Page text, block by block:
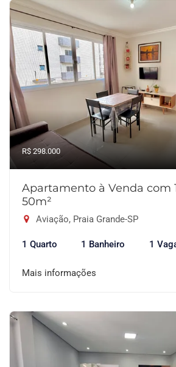
R$ 298.000
Apartamento à Venda com
50m²
Aviação, Praia Grande-SP
1 Quarto 1 Banheiro 1
Mais informações